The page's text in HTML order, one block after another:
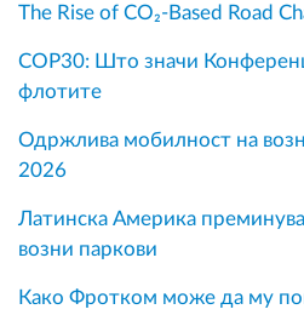
The Rise of CO₂-Based Road
COP30: Што значи
флотите
Одржлива мобилност на
2026
Латинска Америка
возни паркови
Како Фротком може да му